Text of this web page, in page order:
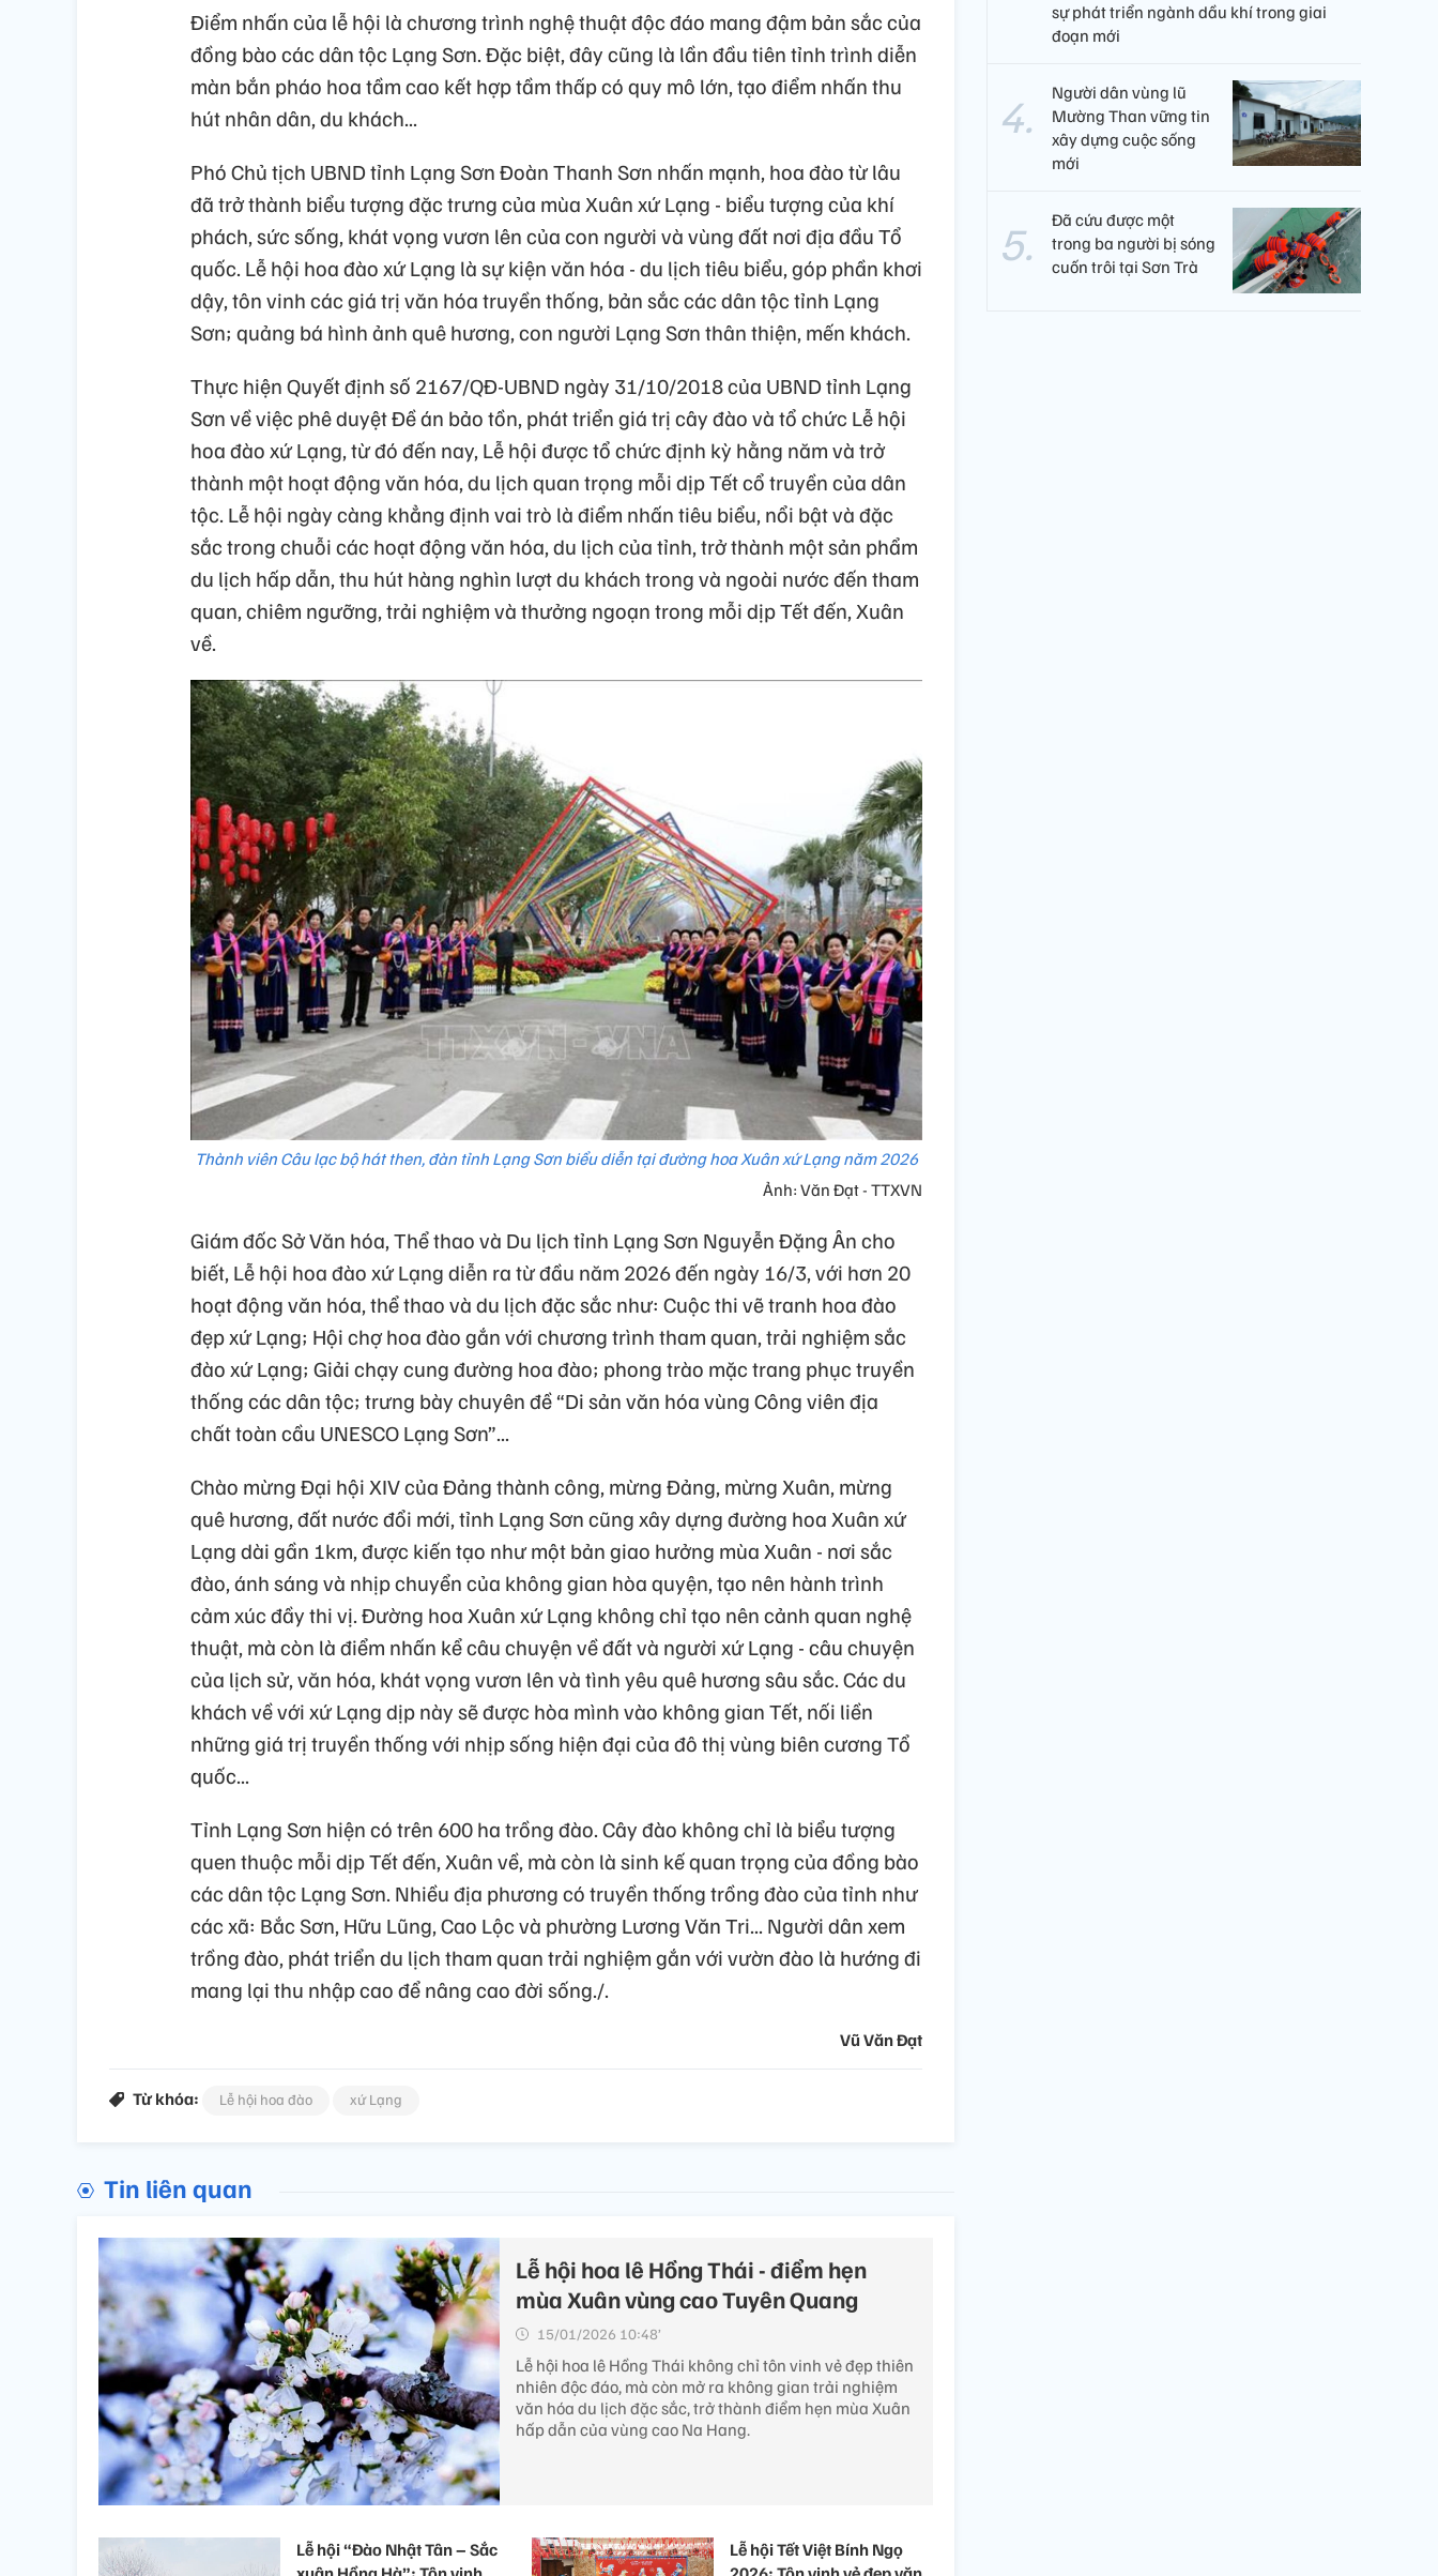
Điểm nhấn của lễ hội là chương trình nghệ thuật độc đáo mang đậm bản sắc của
đồng bào các dân tộc Lạng Sơn. Đặc biệt, đây cũng là lần đầu tiên tỉnh trình diễn
màn bắn pháo hoa tầm cao kết hợp tầm thấp có quy mô lớn, tạo điểm nhấn thu
hút nhân dân, du khách...
Phó Chủ tịch UBND tỉnh Lạng Sơn Đoàn Thanh Sơn nhấn mạnh, hoa đào từ lâu
đã trở thành biểu tượng đặc trưng của mùa Xuân xứ Lạng - biểu tượng của khí
phách, sức sống, khát vọng vươn lên của con người và vùng đất nơi địa đầu Tổ
quốc. Lễ hội hoa đào xứ Lạng là sự kiện văn hóa - du lịch tiêu biểu, góp phần khơi
dậy, tôn vinh các giá trị văn hóa truyền thống, bản sắc các dân tộc tỉnh Lạng
Sơn; quảng bá hình ảnh quê hương, con người Lạng Sơn thân thiện, mến khách.
Thực hiện Quyết định số 2167/QĐ-UBND ngày 31/10/2018 của UBND tỉnh Lạng
Sơn về việc phê duyệt Đề án bảo tồn, phát triển giá trị cây đào và tổ chức Lễ hội
hoa đào xứ Lạng, từ đó đến nay, Lễ hội được tổ chức định kỳ hằng năm và trở
thành một hoạt động văn hóa, du lịch quan trọng mỗi dịp Tết cổ truyền của dân
tộc. Lễ hội ngày càng khẳng định vai trò là điểm nhấn tiêu biểu, nổi bật và đặc
sắc trong chuỗi các hoạt động văn hóa, du lịch của tỉnh, trở thành một sản phẩm
du lịch hấp dẫn, thu hút hàng nghìn lượt du khách trong và ngoài nước đến tham
quan, chiêm ngưỡng, trải nghiệm và thưởng ngoạn trong mỗi dịp Tết đến, Xuân
về.
Thành viên Câu lạc bộ hát then, đàn tỉnh Lạng Sơn biểu diễn tại đường hoa Xuân xứ Lạng năm 2026
Ảnh: Văn Đạt - TTXVN
Giám đốc Sở Văn hóa, Thể thao và Du lịch tỉnh Lạng Sơn Nguyễn Đặng Ân cho
biết, Lễ hội hoa đào xứ Lạng diễn ra từ đầu năm 2026 đến ngày 16/3, với hơn 20
hoạt động văn hóa, thể thao và du lịch đặc sắc như: Cuộc thi vẽ tranh hoa đào
đẹp xứ Lạng; Hội chợ hoa đào gắn với chương trình tham quan, trải nghiệm sắc
đào xứ Lạng; Giải chạy cung đường hoa đào; phong trào mặc trang phục truyền
thống các dân tộc; trưng bày chuyên đề “Di sản văn hóa vùng Công viên địa
chất toàn cầu UNESCO Lạng Sơn”...
Chào mừng Đại hội XIV của Đảng thành công, mừng Đảng, mừng Xuân, mừng
quê hương, đất nước đổi mới, tỉnh Lạng Sơn cũng xây dựng đường hoa Xuân xứ
Lạng dài gần 1km, được kiến tạo như một bản giao hưởng mùa Xuân - nơi sắc
đào, ánh sáng và nhịp chuyển của không gian hòa quyện, tạo nên hành trình
cảm xúc đầy thi vị. Đường hoa Xuân xứ Lạng không chỉ tạo nên cảnh quan nghệ
thuật, mà còn là điểm nhấn kể câu chuyện về đất và người xứ Lạng - câu chuyện
của lịch sử, văn hóa, khát vọng vươn lên và tình yêu quê hương sâu sắc. Các du
khách về với xứ Lạng dịp này sẽ được hòa mình vào không gian Tết, nối liền
những giá trị truyền thống với nhịp sống hiện đại của đô thị vùng biên cương Tổ
quốc...
Tỉnh Lạng Sơn hiện có trên 600 ha trồng đào. Cây đào không chỉ là biểu tượng
quen thuộc mỗi dịp Tết đến, Xuân về, mà còn là sinh kế quan trọng của đồng bào
các dân tộc Lạng Sơn. Nhiều địa phương có truyền thống trồng đào của tỉnh như
các xã: Bắc Sơn, Hữu Lũng, Cao Lộc và phường Lương Văn Tri... Người dân xem
trồng đào, phát triển du lịch tham quan trải nghiệm gắn với vườn đào là hướng đi
mang lại thu nhập cao để nâng cao đời sống./.
Vũ Văn Đạt
Từ khóa: Lễ hội hoa đào xứ Lạng
Tin liên quan
Lễ hội hoa lê Hồng Thái - điểm hẹn
mùa Xuân vùng cao Tuyên Quang
15/01/2026 10:48’
Lễ hội hoa lê Hồng Thái không chỉ tôn vinh vẻ đẹp thiên
nhiên độc đáo, mà còn mở ra không gian trải nghiệm
văn hóa du lịch đặc sắc, trở thành điểm hẹn mùa Xuân
hấp dẫn của vùng cao Na Hang.
Lễ hội “Đào Nhật Tân – Sắc
Lễ hội Tết Việt Bính Ngọ
sự phát triển ngành dầu khí trong giai
đoạn mới
Người dân vùng lũ
Mường Than vững tin
xây dựng cuộc sống
mới
Đã cứu được một
trong ba người bị sóng
cuốn trôi tại Sơn Trà